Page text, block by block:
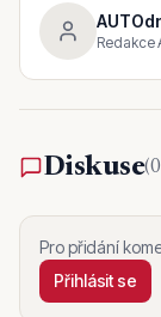
Redakce
Diskuse(
Pro přidání
Přihlásit se